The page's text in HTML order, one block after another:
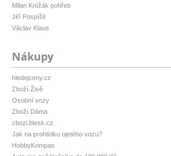
Milan Knížák pohřeb
Jiří Pospíšil
Václav Klaus
Nákupy
hledejceny.cz
Zboží Živě
Osobní vozy
Zboží Dáma
zbozi.blesk.cz
Jak na prohlídku ojetého vozu?
HobbyKompas